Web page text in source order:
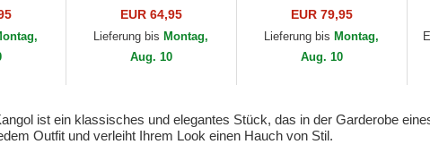
Ventair Black/Gold von
Kangol
EUR 64,95
Lieferung bis Montag,
Aug. 10
von KangolEUR 79,95
Lieferung bis Montag,
Aug. 10
ist ein klassisches und elegantes Stück, das in der Garderobe
Outfit und verleiht Ihrem Look einen Hauch von Stil.